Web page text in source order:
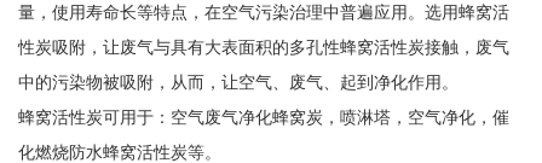
量，使用寿命长等特点，在空气污染治理中普遍应用。选用蜂窝活
性炭吸附，让废气与具有大表面积的多孔性蜂窝活性炭接触，废气
中的污染物被吸附，从而，让空气、废气、起到净化作用。
蜂窝活性炭可用于：空气废气净化蜂窝炭，喷淋塔，空气净化，催
化燃烧防水蜂窝活性炭等。